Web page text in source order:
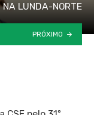
NA LUNDA-NORTE
PRÓXIMO